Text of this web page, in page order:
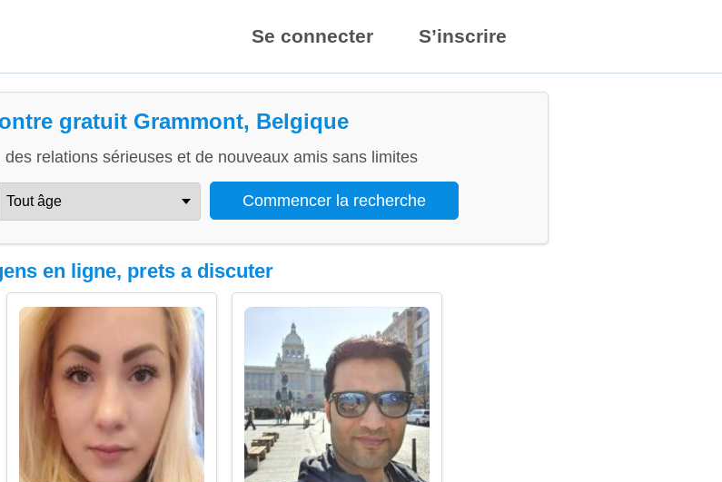
Se connecter S’inscrire
gratuit Grammont, Belgique
relations sérieuses et de nouveaux amis sans limites
en ligne, prets a discuter